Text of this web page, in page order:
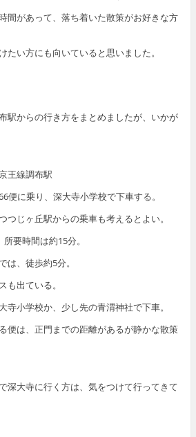
間があって、落ち着いた散策がお好きな方
たい方にも向いていると思いました。
駅からの行き方をまとめましたが、いかが
王線調布駅
便に乗り、深大寺小学校で下車する。
つじヶ丘駅からの乗車も考えるとよい。
要時間は約15分。
は、徒歩約5分。
も出ている。
寺小学校か、少し先の青渭神社で下車。
便は、正門までの距離があるが静かな散策
深大寺に行く方は、気をつけて行ってきて